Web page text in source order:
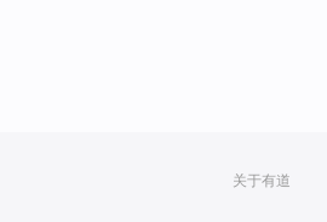
关于有道